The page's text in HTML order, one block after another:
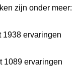
zijn onder meer:
1938 ervaringen
1089 ervaringen